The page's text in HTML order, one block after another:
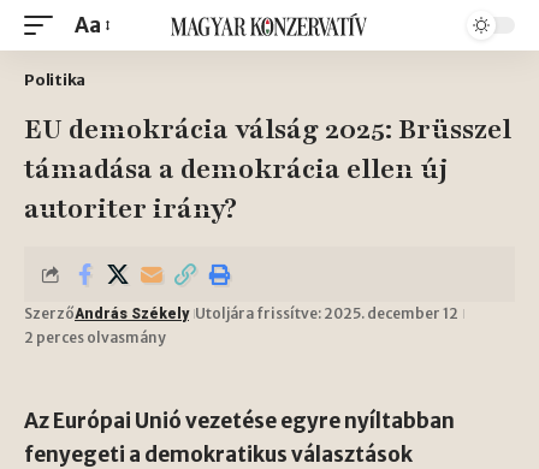
Aa
Politika
EU demokrácia válság 2025: Brüsszel
támadása a demokrácia ellen új
autoriter irány?
SzerzőAndrás Székely Utoljára frissítve: 2025. december 12
2 perces olvasmány
Az Európai Unió vezetése egyre nyíltabban
fenyegeti a demokratikus választások